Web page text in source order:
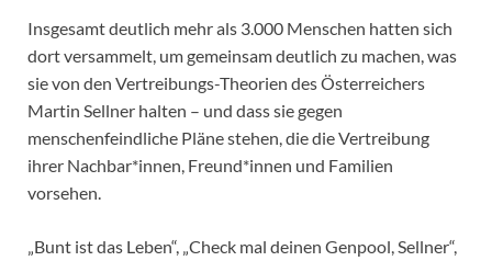
Insgesamt deutlich mehr als 3.000 Menschen hatten sich
dort versammelt, um gemeinsam deutlich zu machen, was
sie von den Vertreibungs-Theorien des Österreichers
Martin Sellner halten – und dass sie gegen
menschenfeindliche Pläne stehen, die die Vertreibung
ihrer Nachbar*innen, Freund*innen und Familien
vorsehen.
„Bunt ist das Leben“, „Check mal deinen Genpool, Sellner“,